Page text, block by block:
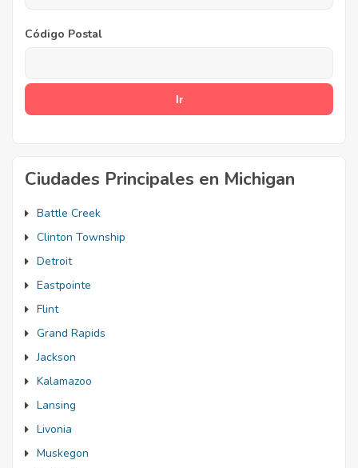
Código Postal
Ciudades Principales en Michigan
Battle Creek
Clinton Township
Detroit
Eastpointe
Flint
Grand Rapids
Jackson
Kalamazoo
Lansing
Livonia
Muskegon